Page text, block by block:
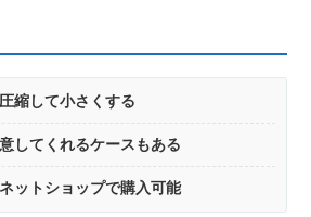
縮して小さくする
してくれるケースもある
ットショップで購入可能